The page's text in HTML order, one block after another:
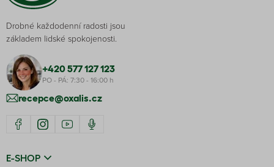
Drobné každodenní radosti jsou
základem lidské spokojenosti.
+420 577 127 123
PO - PÁ: 7:30 - 16:00 h
recepce@oxalis.cz
E-SHOP